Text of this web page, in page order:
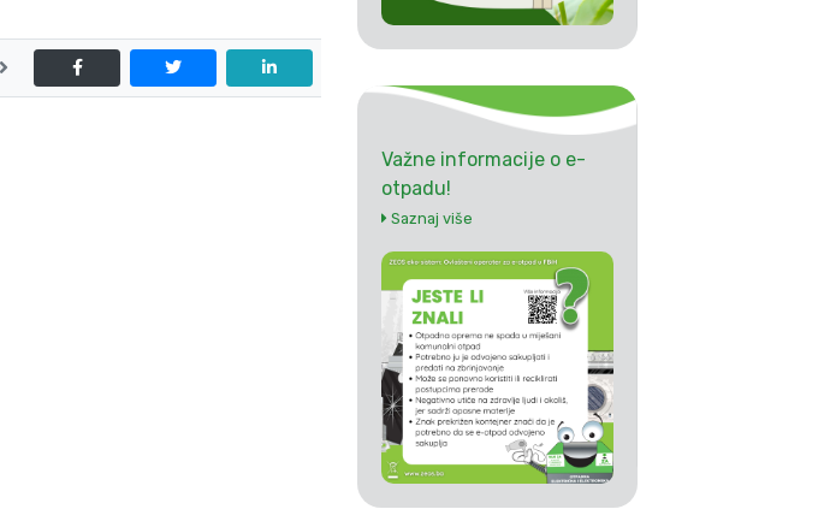
Važne informacije o e-
otpadu!
Saznaj više